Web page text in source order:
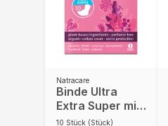
Natracare
Binde Ultra
Extra Super mit
Flügeln 10 St
10 Stück (Stück)